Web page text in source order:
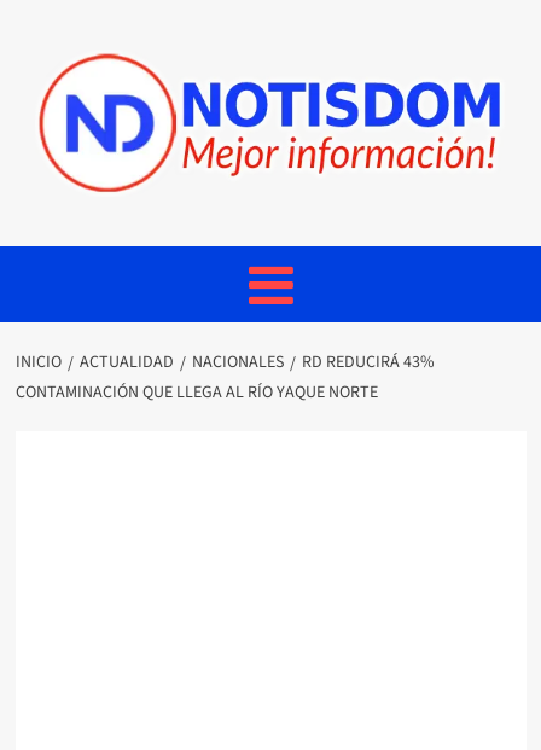
INICIO ACTUALIDAD NACIONALES
RD REDUCIRÁ 43%
CONTAMINACIÓN QUE LLEGA AL RÍO YAQUE NORTE